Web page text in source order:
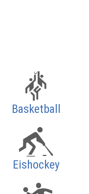
Basketball
Eishockey